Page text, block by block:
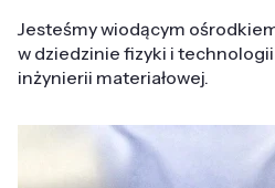
Jesteśmy wiodącym
w dziedzinie fizyki i
inżynierii materiałowej.